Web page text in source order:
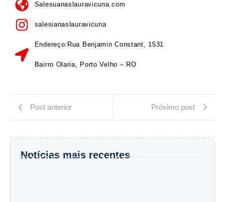
Salesuanaslauravicuna.com
salesianaslauravicuna
Endereço:Rua Benjamin Constant, 1531
Bairro Olaria, Porto Velho – RO
Post anterior Próximo post
Notícias mais recentes